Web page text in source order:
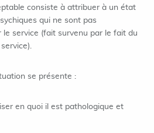
consiste à attribuer à un état
qui ne sont pas
service (fait survenu par le fait du
se présente :
en quoi il est pathologique et